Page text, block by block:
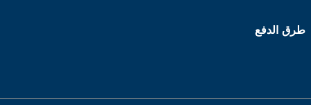
طرق الدفع